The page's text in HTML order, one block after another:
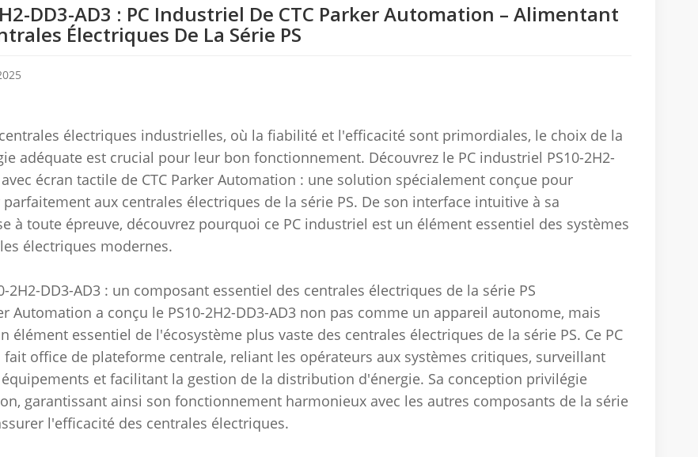
DD3-AD3 : PC Industriel De CTC Parker Automation – Alimentant
Électriques De La Série PS
électriques industrielles, où la fiabilité et l'efficacité sont primordiales, le choix de la
adéquate est crucial pour leur bon fonctionnement. Découvrez le PC industriel PS10-2H2-
avec écran tactile de CTC Parker Automation : une solution spécialement conçue pour
aux centrales électriques de la série PS. De son interface intuitive à sa
à toute épreuve, découvrez pourquoi ce PC industriel est un élément essentiel des systèmes
électriques modernes.
2H2-DD3-AD3 : un composant essentiel des centrales électriques de la série PS
Automation a conçu le PS10-2H2-DD3-AD3 non pas comme un appareil autonome, mais
élément essentiel de l'écosystème plus vaste des centrales électriques de la série PS. Ce PC
office de plateforme centrale, reliant les opérateurs aux systèmes critiques, surveillant
et facilitant la gestion de la distribution d'énergie. Sa conception privilégie
garantissant ainsi son fonctionnement harmonieux avec les autres composants de la série
l'efficacité des centrales électriques.